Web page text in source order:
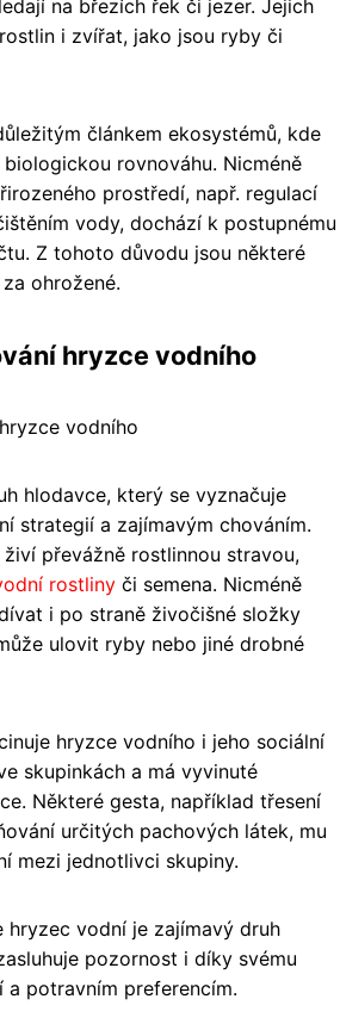
na březích řek či jezer. Jejich
i zvířat, jako jsou ryby či
článkem ekosystémů, kde
rovnováhu. Nicméně
prostředí, např. regulací
vody, dochází k postupnému
Z tohoto důvodu jsou některé
ohrožené.
hryzce vodního
vodního
hlodavce, který se vyznačuje
strategií a zajímavým chováním.
převážně rostlinnou stravou,
rostliny či semena. Nicméně
i po straně živočišné složky
ulovit ryby nebo jiné drobné
hryzce vodního i jeho sociální
skupinkách a má vyvinuté
Některé gesta, například třesení
určitých pachových látek, mu
mezi jednotlivci skupiny.
hryzec vodní je zajímavý druh
pozornost i díky svému
a potravním preferencím.